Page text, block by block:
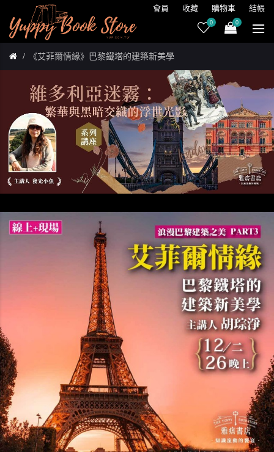
會員 收藏 購物車 結帳
0 0
《艾菲爾情緣》巴黎鐵塔的建築新美學